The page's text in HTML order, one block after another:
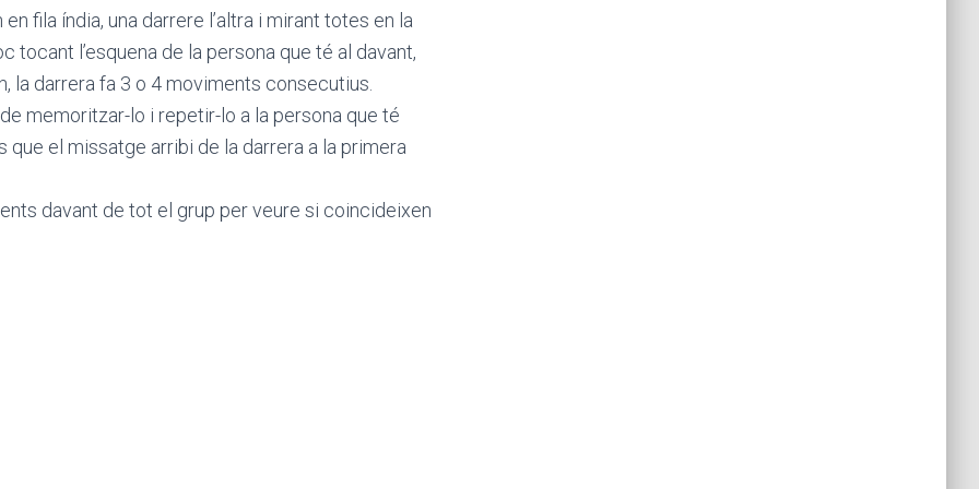
fila índia, una darrere l’altra i mirant totes en la
tocant l’esquena de la persona que té al davant,
la darrera fa 3 o 4 moviments consecutius.
memoritzar-lo i repetir-lo a la persona que té
que el missatge arribi de la darrera a la primera
davant de tot el grup per veure si coincideixen